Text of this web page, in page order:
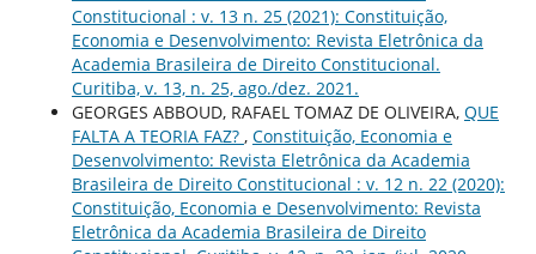
Constitucional : v. 13 n. 25 (2021): Constituição,
Economia e Desenvolvimento: Revista Eletrônica da
Academia Brasileira de Direito Constitucional.
Curitiba, v. 13, n. 25, ago./dez. 2021.
GEORGES ABBOUD, RAFAEL TOMAZ DE OLIVEIRA, QUE
FALTA A TEORIA FAZ? , Constituição, Economia e
Desenvolvimento: Revista Eletrônica da Academia
Brasileira de Direito Constitucional : v. 12 n. 22 (2020):
Constituição, Economia e Desenvolvimento: Revista
Eletrônica da Academia Brasileira de Direito